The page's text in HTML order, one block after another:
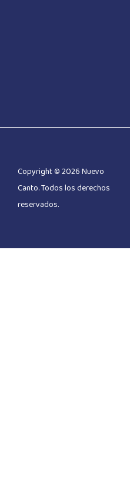
Copyright © 2026 Nuevo
Canto. Todos los derechos
reservados.